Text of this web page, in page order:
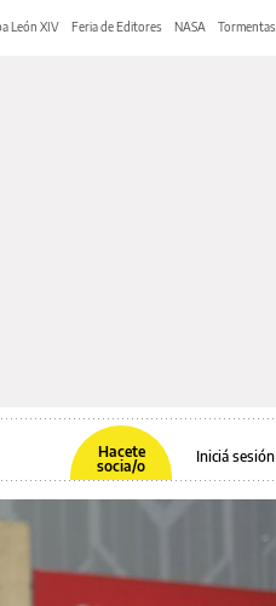
León XIV Feria de Editores NASA Tormentas
Hacete
socia/o
Iniciá sesión